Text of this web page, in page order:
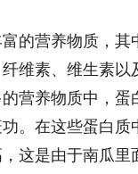
的营养物质，其
维素、维生素以
营养物质中，蛋
。在这些蛋白质
这是由于南瓜里